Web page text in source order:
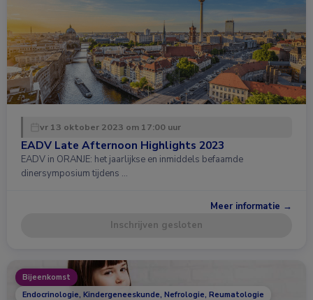
vr 13 oktober 2023 om 17:00 uur
EADV Late Afternoon Highlights 2023
EADV in ORANJE: het jaarlijkse en inmiddels befaamde
dinersymposium tijdens …
Meer informatie →
Inschrijven gesloten
Bijeenkomst
Endocrinologie, Kindergeneeskunde, Nefrologie, Reumatologie